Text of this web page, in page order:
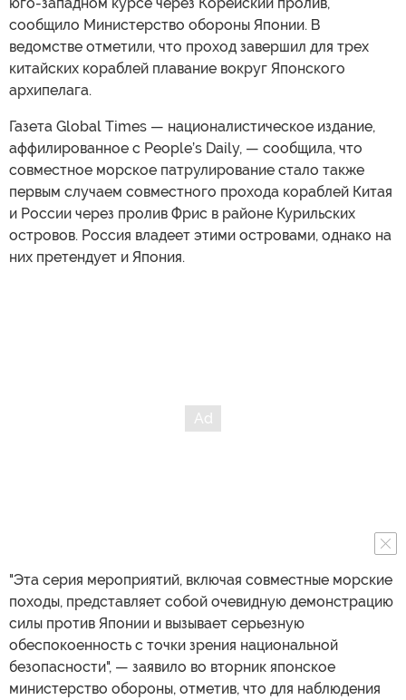
сообщило Министерство обороны Японии. В
ведомстве отметили, что проход завершил для трех
китайских кораблей плавание вокруг Японского
архипелага.
Газета Global Times — националистическое издание,
аффилированное с People’s Daily, — сообщила, что
совместное морское патрулирование стало также
первым случаем совместного прохода кораблей Китая
и России через пролив Фрис в районе Курильских
островов. Россия владеет этими островами, однако на
них претендует и Япония.
"Эта серия мероприятий, включая совместные морские
походы, представляет собой очевидную демонстрацию
силы против Японии и вызывает серьезную
обеспокоенность с точки зрения национальной
безопасности", — заявило во вторник японское
министерство обороны, отметив, что для наблюдения